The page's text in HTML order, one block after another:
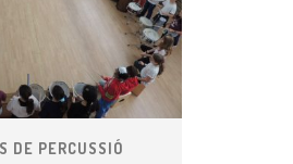
DE PERCUSSIÓ